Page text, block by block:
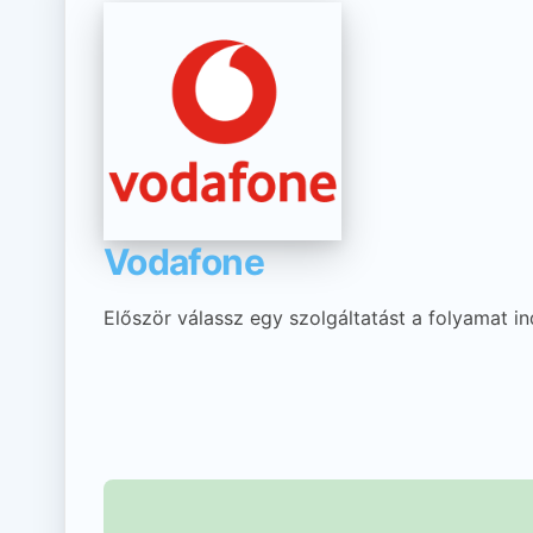
Vodafone
Először válassz egy szolgáltatást a folyamat